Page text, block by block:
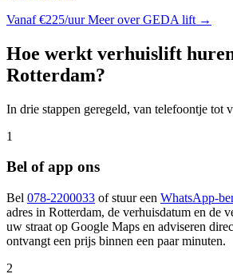
Vanaf €225/uur Meer over GEDA lift →
Hoe werkt verhuislift
Rotterdam?
In drie stappen geregeld, van telefoontje tot
1
Bel of app ons
Bel 078-2200033 of stuur een WhatsApp-
adres in Rotterdam, de verhuisdatum en de
uw straat op Google Maps en adviseren
ontvangt een prijs binnen een paar minuten.
2